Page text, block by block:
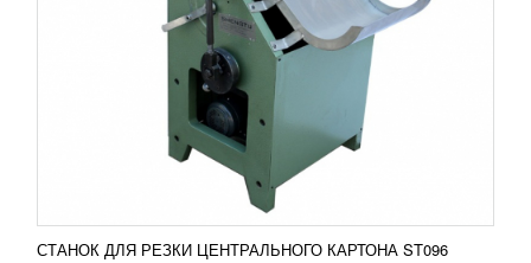
СТАНОК ДЛЯ РЕЗКИ ЦЕНТРАЛЬНОГО КАРТОНА ST096
RUB
Лапшерезка LGS 30 Профессиональное
оборудование серии LGS – это качественная и
удобная в пользовании техника, которую
ПОДРОБНЕЕ
Добавить в сравнение